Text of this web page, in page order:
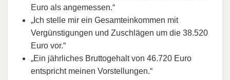
Euro als angemessen.“
„Ich stelle mir ein Gesamteinkommen mit
Vergünstigungen und Zuschlägen um die 38.520
Euro vor.“
„Ein jährliches Bruttogehalt von 46.720 Euro
entspricht meinen Vorstellungen.“